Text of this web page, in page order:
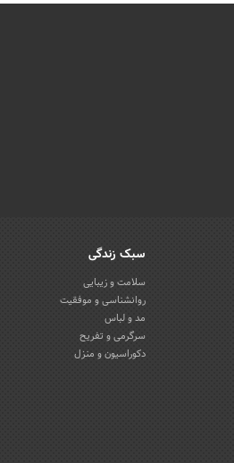
سبک زندگی
سلامت و زیبایی
روانشناسی و موفقیت
مد و لباس
سرگرمی و تفریح
دکوراسیون و منزل